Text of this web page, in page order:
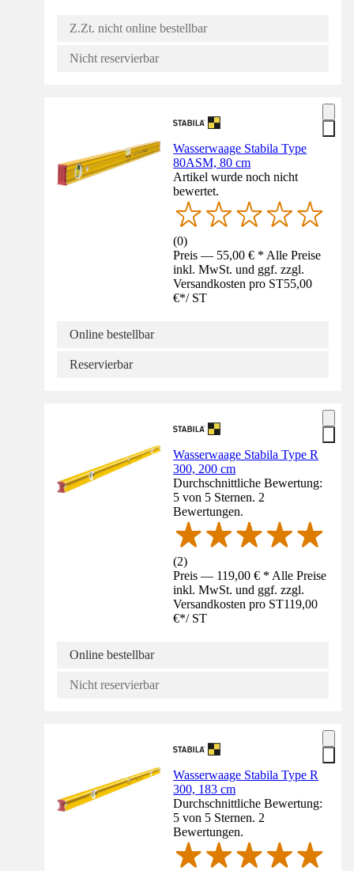
Z.Zt. nicht online bestellbar
Nicht reservierbar
Wasserwaage Stabila Type
80ASM, 80 cm
Artikel wurde noch nicht
bewertet.
(0)
Preis — 55,00 € * Alle Preise
inkl. MwSt. und ggf. zzgl.
Versandkosten pro ST55,00
€*/ ST
Online bestellbar
Reservierbar
Wasserwaage Stabila Type R
300, 200 cm
Durchschnittliche Bewertung:
5 von 5 Sternen. 2
Bewertungen.
(2)
Preis — 119,00 € * Alle Preise
inkl. MwSt. und ggf. zzgl.
Versandkosten pro ST119,00
€*/ ST
Online bestellbar
Nicht reservierbar
Wasserwaage Stabila Type R
300, 183 cm
Durchschnittliche Bewertung:
5 von 5 Sternen. 2
Bewertungen.